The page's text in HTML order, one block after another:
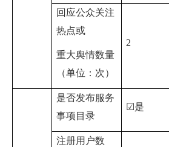
回应公众关注
热点或
重大舆情数量
（单位：次）
2
是否发布服务
事项目录
☑是
注册用户数